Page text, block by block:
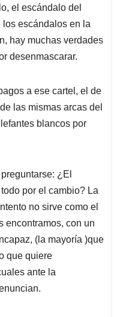
el escándalo del
escándalos en la
hay muchas verdades
desenmascarar.
a ese cartel, el de
las mismas arcas del
blancos por
¿El
por el cambio? La
no sirve como el
encontramos, con un
(la mayoría )que
que quiere
ante la